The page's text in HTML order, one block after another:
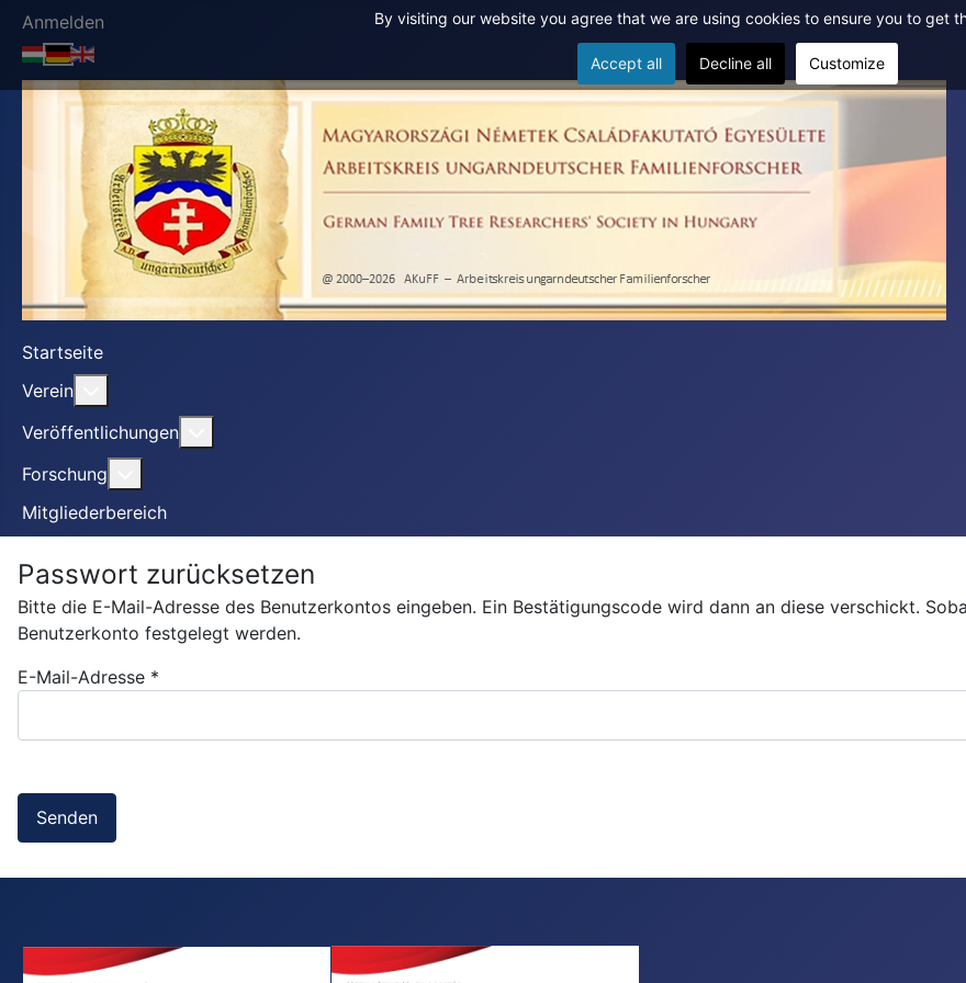
Anmelden
Startseite
Verein
Veröffentlichungen
Forschung
Mitgliederbereich
Passwort zurücksetzen
Bitte die E-Mail-Adresse des Benutzerkontos eingeben. Ein Bestätigungscode wird dann an diese verschickt.
Benutzerkonto festgelegt werden.
E-Mail-Adresse *
Senden
By visiting our website you agree that we are using cookies to ensure you to get
Accept all Decline all Customize